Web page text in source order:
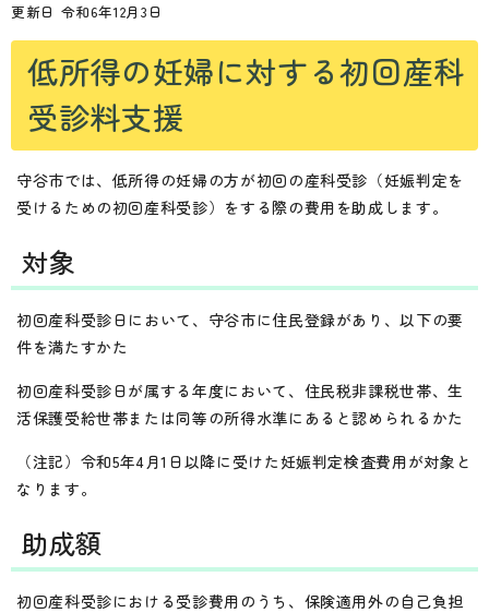
更新日 令和6年12月3日
低所得の妊婦に対する初回産科
受診料支援
守谷市では、低所得の妊婦の方が初回の産科受診（妊娠判定を
受けるための初回産科受診）をする際の費用を助成します。
対象
初回産科受診日において、守谷市に住民登録があり、以下の要
件を満たすかた
初回産科受診日が属する年度において、住民税非課税世帯、生
活保護受給世帯または同等の所得水準にあると認められるかた
（注記）令和5年4月1日以降に受けた妊娠判定検査費用が対象と
なります。
助成額
初回産科受診における受診費用のうち、保険適用外の自己負担